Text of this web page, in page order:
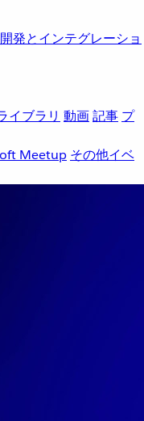
発とインテグレーショ
イブラリ 動画記事 プ
Meetup その他イベ